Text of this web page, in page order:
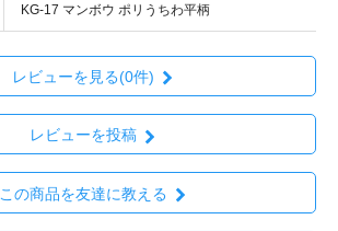
KG-17 マンボウ ポリうちわ平柄
レビューを見る(0件)
レビューを投稿
この商品を友達に教える